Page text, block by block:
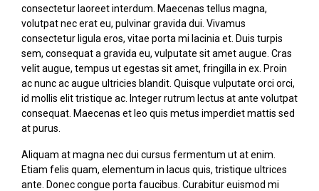
consectetur laoreet interdum. Maecenas tellus magna,
volutpat nec erat eu, pulvinar gravida dui. Vivamus
consectetur ligula eros, vitae porta mi lacinia et. Duis turpis
sem, consequat a gravida eu, vulputate sit amet augue. Cras
velit augue, tempus ut egestas sit amet, fringilla in ex. Proin
ac nunc ac augue ultricies blandit. Quisque vulputate orci orci,
id mollis elit tristique ac. Integer rutrum lectus at ante volutpat
consequat. Maecenas et leo quis metus imperdiet mattis sed
at purus.
Aliquam at magna nec dui cursus fermentum ut at enim.
Etiam felis quam, elementum in lacus quis, tristique ultrices
ante. Donec congue porta faucibus. Curabitur euismod mi